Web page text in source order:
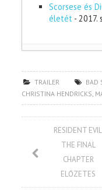
Scorsese és
életét - 2017.
TRAILER BAD
CHRISTINA HENDRICKS,
RESIDENT
THE FINAL
CHAPTER
ELŐZETES